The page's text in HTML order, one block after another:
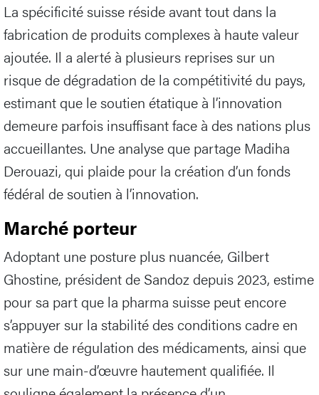
La spécificité suisse réside avant tout dans la
fabrication de produits complexes à haute valeur
ajoutée. Il a alerté à plusieurs reprises sur un
risque de dégradation de la compétitivité du pays,
estimant que le soutien étatique à l’innovation
demeure parfois insuffisant face à des nations plus
accueillantes. Une analyse que partage Madiha
Derouazi, qui plaide pour la création d’un fonds
fédéral de soutien à l’innovation.
Marché porteur
Adoptant une posture plus nuancée, Gilbert
Ghostine, président de Sandoz depuis 2023, estime
pour sa part que la pharma suisse peut encore
s’appuyer sur la stabilité des conditions cadre en
matière de régulation des médicaments, ainsi que
sur une main-d’œuvre hautement qualifiée. Il